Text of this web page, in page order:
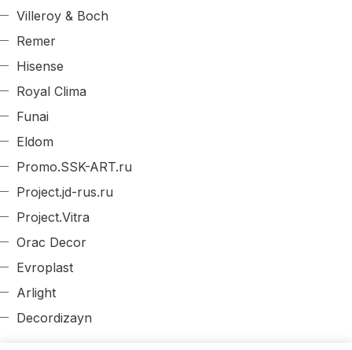
Villeroy & Boch
Remer
Hisense
Royal Clima
Funai
Eldom
Promo.SSK-ART.ru
Project.jd-rus.ru
Project.Vitra
Orac Decor
Evroplast
Arlight
Decordizayn